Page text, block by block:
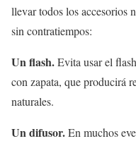
llevar todos los accesorios
sin contratiempos:
Un flash.Evita usar el
con zapata, que producirá
naturales.
Un difusor.En muchos